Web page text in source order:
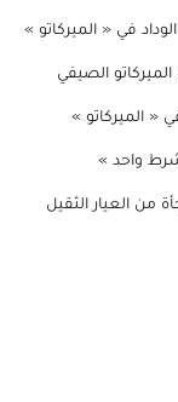
في « الميركاتو »
الصيفي
« الميركاتو »
واحد »
من العيار الثقيل